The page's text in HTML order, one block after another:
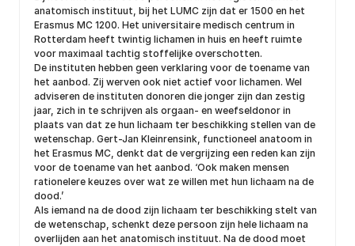
anatomisch instituut, bij het LUMC zijn dat er 1500 en het
Erasmus MC 1200. Het universitaire medisch centrum in
Rotterdam heeft twintig lichamen in huis en heeft ruimte
voor maximaal tachtig stoffelijke overschotten.
De instituten hebben geen verklaring voor de toename van
het aanbod. Zij werven ook niet actief voor lichamen. Wel
adviseren de instituten donoren die jonger zijn dan zestig
jaar, zich in te schrijven als orgaan- en weefseldonor in
plaats van dat ze hun lichaam ter beschikking stellen van de
wetenschap. Gert-Jan Kleinrensink, functioneel anatoom in
het Erasmus MC, denkt dat de vergrijzing een reden kan zijn
voor de toename van het aanbod. ‘Ook maken mensen
rationelere keuzes over wat ze willen met hun lichaam na de
dood.’
Als iemand na de dood zijn lichaam ter beschikking stelt van
de wetenschap, schenkt deze persoon zijn hele lichaam na
overlijden aan het anatomisch instituut. Na de dood moet